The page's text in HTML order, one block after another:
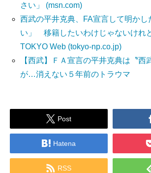
さい」 (msn.com)
西武の平井克典、FA宣言して明かし
い」 移籍したいわけじゃないけれ
TOKYO Web (tokyo-np.co.jp)
【西武】ＦＡ宣言の平井克典は〝西
が…消えない５年前のトラウマ
 Post
 Hatena
 RSS